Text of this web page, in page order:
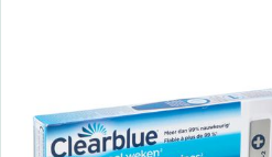
Insectenwerende
middelen